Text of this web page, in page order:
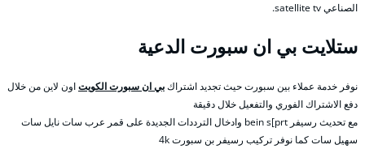
الصناعي satellite tv.
ستلايت بي ان سبورت الدعية
نوفر خدمة عملاء بين سبورت حيث تجديد اشتراكبي ان سبورت الكويتاون لاين من خلال
دفع الاشتراك الفوري والتفعيل خلال دقيقة
مع تحديث رسيفر bein s[prt وادخال الترددات الجديدة على قمر عرب سات نايل سات
سهيل سات كما نوفر تركيب رسيفر بن سبورت 4k